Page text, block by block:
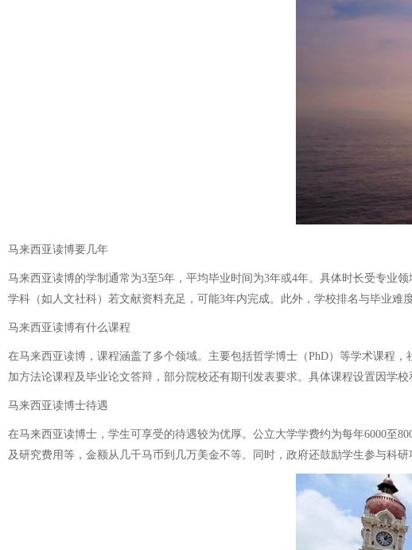
马来西亚读博要几年
马来西亚读博的学制通常为3至5年，平均毕业时间为3年或4年。具体时长受专业
学科（如人文社科）若文献资料充足，可能3年内完成。此外，学校排名与毕业难
马来西亚读博有什么课程
在马来西亚读博，课程涵盖了多个领域。主要包括哲学博士（PhD）等学术课程
加方法论课程及毕业论文答辩，部分院校还有期刊发表要求。具体课程设置因学校
马来西亚读博士待遇
在马来西亚读博士，学生可享受的待遇较为优厚。公立大学学费约为每年6000至
及研究费用等，金额从几千马币到几万美金不等。同时，政府还鼓励学生参与科研